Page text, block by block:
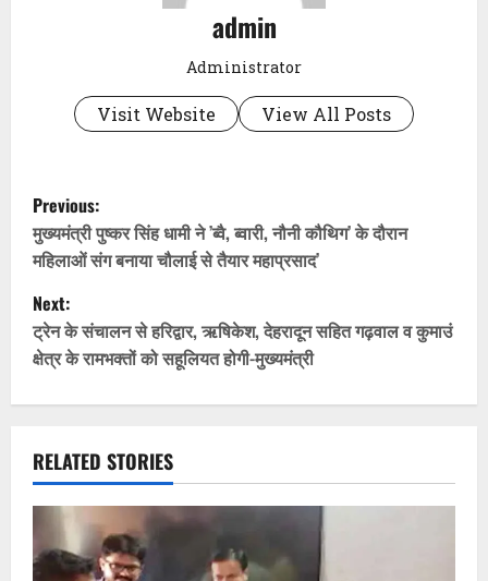
admin
Administrator
Visit Website View All Posts
P
o
s
t
n
v
i
g
Previous:
मुख्यमंत्री पुष्कर सिंह धामी ने ’ब्वै, ब्वारी, नौनी कौथिग’ के दौरान
महिलाओं संग बनाया चौलाई से तैयार महाप्रसाद’
Next:
ट्रेन के संचालन से हरिद्वार, ऋषिकेश, देहरादून सहित गढ़वाल व कुमाउं
क्षेत्र के रामभक्तों को सहूलियत होगी-मुख्यमंत्री
RELATED STORIES